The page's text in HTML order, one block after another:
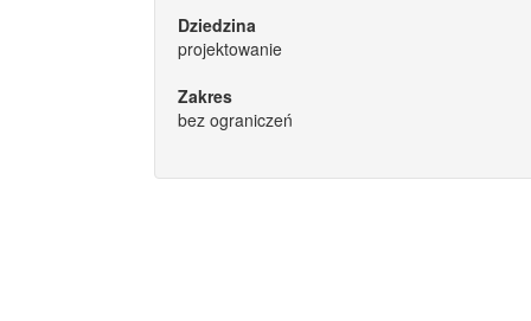
Dziedzina
projektowanie
Zakres
bez ograniczeń